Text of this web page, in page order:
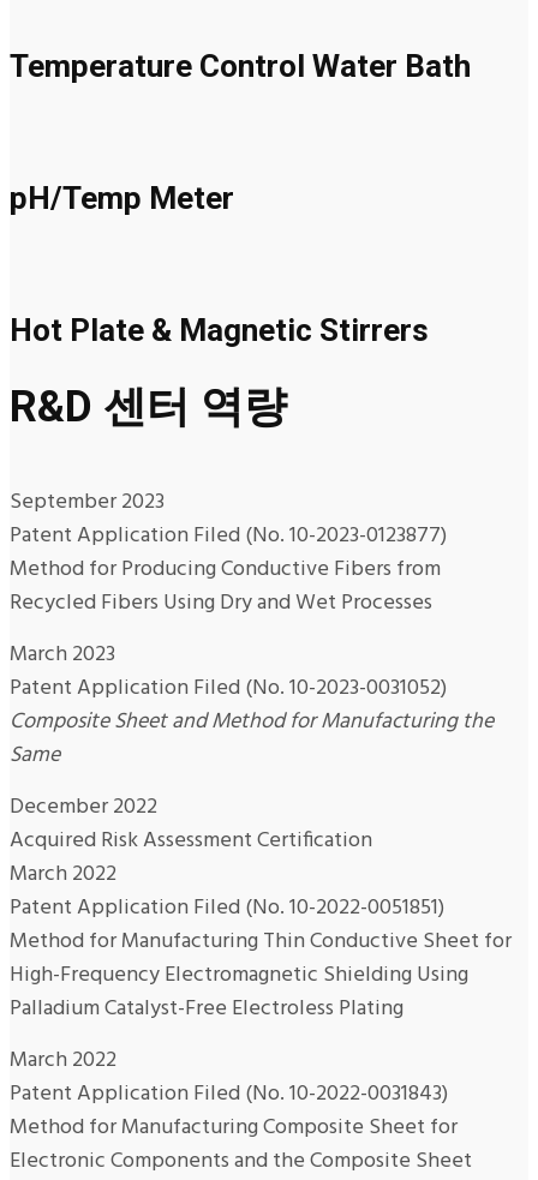
Temperature Control Water Bath
pH/Temp Meter
Hot Plate & Magnetic Stirrers
R&D 센터 역량
September 2023
Patent Application Filed (No. 10-2023-0123877)
Method for Producing Conductive Fibers from
Recycled Fibers Using Dry and Wet Processes
March 2023
Patent Application Filed (No. 10-2023-0031052)
Composite Sheet and Method for Manufacturing the
Same
December 2022
Acquired Risk Assessment Certification
March 2022
Patent Application Filed (No. 10-2022-0051851)
Method for Manufacturing Thin Conductive Sheet for
High-Frequency Electromagnetic Shielding Using
Palladium Catalyst-Free Electroless Plating
March 2022
Patent Application Filed (No. 10-2022-0031843)
Method for Manufacturing Composite Sheet for
Electronic Components and the Composite Sheet